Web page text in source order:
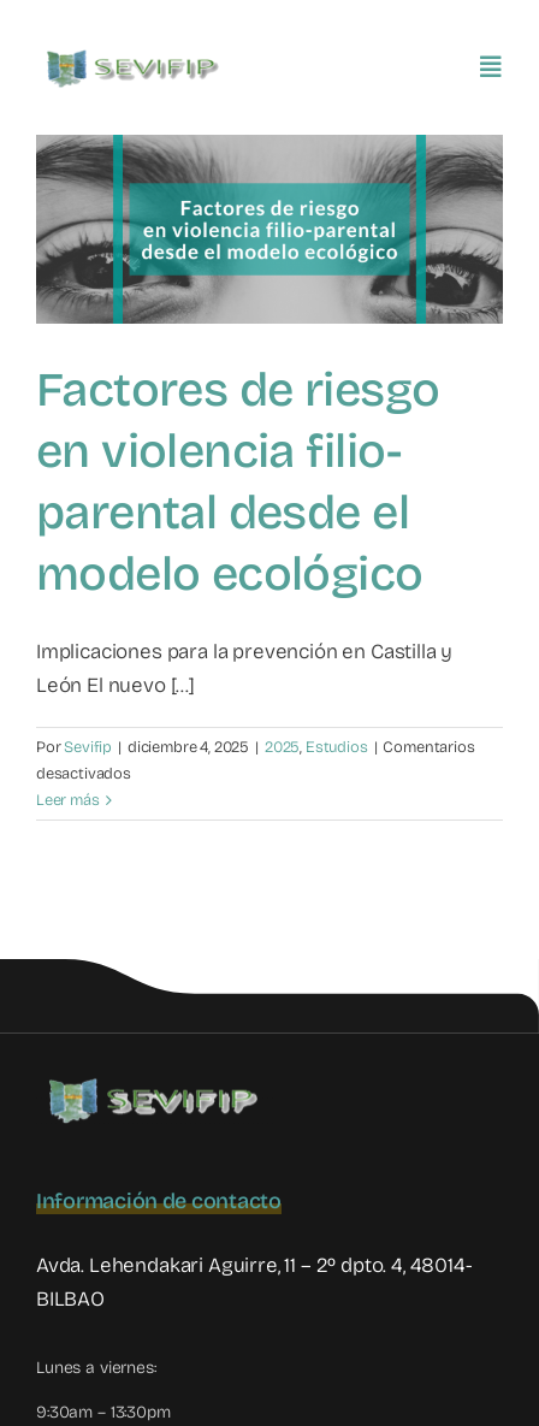
contenido
Inicio
Conócenos
Asociarse
SEVIFIP CONECTA
Mapa de recursos
Observatorio VFP
Factores de riesgo
en violencia filio-
parental desde el
modelo ecológico
Implicaciones para la prevención en Castilla y
León El nuevo [...]
PorSevifip | diciembre 4, 2025 | 2025, Estudios | Comentarios
desactivadosen
de
desde
modelo
Leer más
Información de contacto
Avda. Lehendakari Aguirre, 11 – 2º dpto. 4, 48014-
BILBAO
Lunes a viernes:
9:30am – 13:30pm